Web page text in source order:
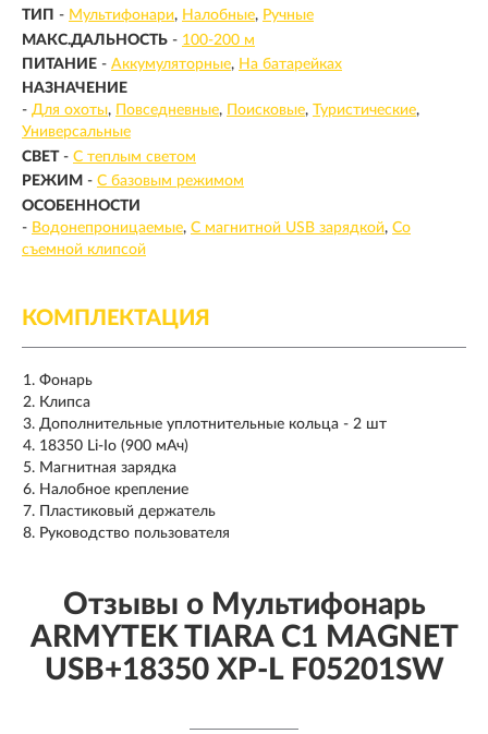
ТИП - Мультифонари Налобные
Ручные
МАКС.ДАЛЬНОСТЬ - 100-200 м
ПИТАНИЕ - Аккумуляторные
На батарейках
НАЗНАЧЕНИЕ
- Для охоты Повседневные Поисковые Туристические
Универсальные
СВЕТ - С теплым светом
РЕЖИМ - С базовым режимом
ОСОБЕННОСТИ
- Водонепроницаемые С магнитной USB зарядкой Со
съемной клипсой
КОМПЛЕКТАЦИЯ
Фонарь
Клипса
Дополнительные уплотнительные кольца - 2 шт
18350 Li-Io (900 мАч)
Магнитная зарядка
Налобное крепление
Пластиковый держатель
Руководство пользователя
Отзывы о Мультифонарь
ARMYTEK TIARA C1 MAGNET
USB+18350 XP-L F05201SW